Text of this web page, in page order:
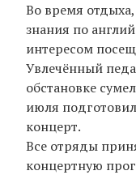
Во время
знания по
интересом
Увлечённый
обстановке
июля
концерт.
Все отряды
концертную